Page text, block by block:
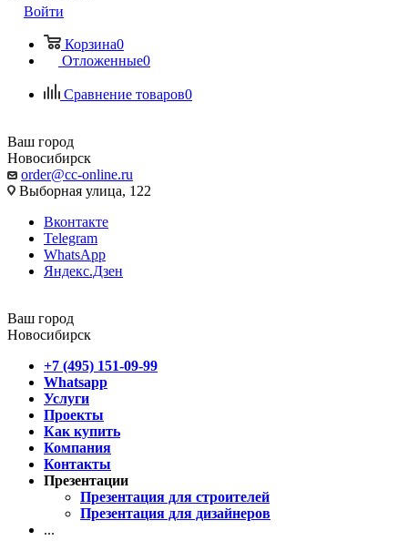
Войти
Корзина0
Отложенные0
Сравнение товаров0
Ваш город
Новосибирск
order@cc-online.ru
Выборная улица, 122
Вконтакте
Telegram
WhatsApp
Яндекс.Дзен
Ваш город
Новосибирск
+7 (495) 151-09-99
Whatsapp
Услуги
Проекты
Как купить
Компания
Контакты
Презентации
Презентация для строителей
Презентация для дизайнеров
...